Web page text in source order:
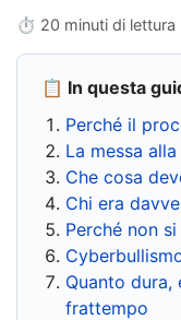
⏱ 20 minuti di lettura
📋 In questa
Perché il
La messa
Che cosa
Chi era
Perché non
Quanto dura,
frattempo